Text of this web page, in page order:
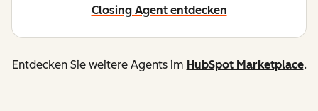
Closing Agent entdecken
Entdecken Sie weitere Agents im HubSpot Marketplace.